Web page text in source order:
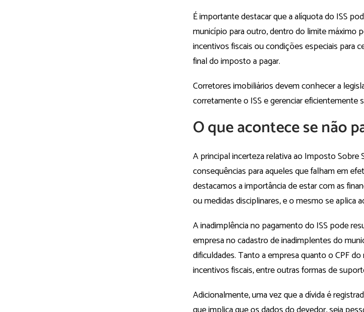
É importante destacar que a alíquota do ISS
município para outro, dentro do limite máximo
incentivos fiscais ou condições especiais para
final do imposto a pagar.
Corretores imobiliários devem conhecer a
corretamente o ISS e gerenciar eficientemente
O que acontece se não
A principal incerteza relativa ao Imposto Sobre
consequências para aqueles que falham em
destacamos a importância de estar com as
ou medidas disciplinares, e o mesmo se aplica
A inadimplência no pagamento do ISS pode
empresa no cadastro de inadimplentes do
dificuldades. Tanto a empresa quanto o CPF
incentivos fiscais, entre outras formas de
Adicionalmente, uma vez que a dívida é